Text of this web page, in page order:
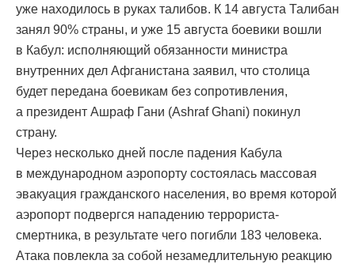
уже находилось в руках талибов. К 14 августа Талибан
занял 90% страны, и уже 15 августа боевики вошли
в Кабул: исполняющий обязанности министра
внутренних дел Афганистана заявил, что столица
будет передана боевикам без сопротивления,
а президент Ашраф Гани (Ashraf Ghani) покинул
страну.
Через несколько дней после падения Кабула
в международном аэропорту состоялась массовая
эвакуация гражданского населения, во время которой
аэропорт подвергся нападению террориста-
смертника, в результате чего погибли 183 человека.
Атака повлекла за собой незамедлительную реакцию